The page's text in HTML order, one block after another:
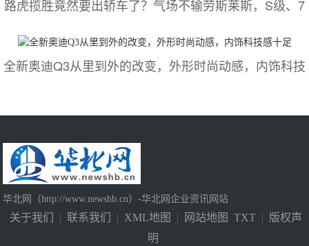
路虎揽胜竟然要出轿车了？气场不输劳斯莱斯，S级、7
全新奥迪Q3从里到外的改变，外形时尚动感，内饰科技
华北网（http://www.newshb.cn）-华北网企业资讯网站
关于我们 | 联系我们 | XML地图 | 网站地图 TXT | 版权声
明